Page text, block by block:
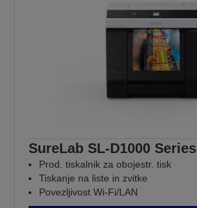
SureLab SL-D1000 Series
Prod. tiskalnik za obojestr. tisk
Tiskanje na liste in zvitke
Povezljivost Wi-Fi/LAN